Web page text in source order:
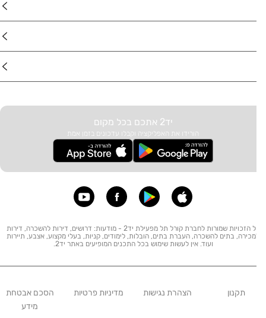
הורידו את האפליקציה וקבלו עדכונים בזמן אמת
כל הזכויות שמורות לחברת קורל תל מפעילת יד2 - מודעות: דרושים, דירות להשכרה, דירות
בתים להשכרה, העברת בתים, הובלות, לימודים, קניות, בעלי מקצוע, אצבע, תיירות
ועוד. אין לעשות שימוש בכל התכנים המופיעים באתר יד2.
תקנון הצהרת נגישות מדיניות פרטיות
הסכם אבטחת
מידע